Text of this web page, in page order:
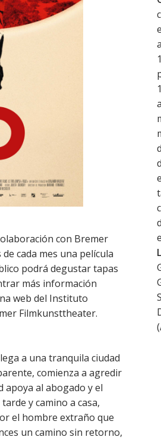
con Bremer
cada mes una película
podrá degustar tapas
más información
web del Instituto
Filmkunsttheater.
a una tranquila ciudad
comienza a agredir
apoya al abogado y el
y camino a casa,
el hombre extraño que
un camino sin retorno,
(